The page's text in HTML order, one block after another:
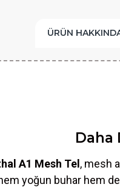
ÜRÜN
Daha
A1 Mesh Tel , mesh
yoğun buhar hem